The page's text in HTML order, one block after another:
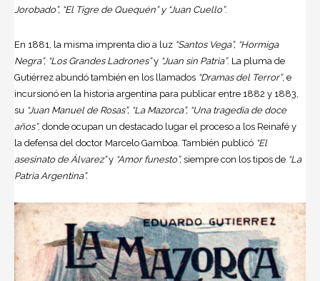
Jorobado”, “El Tigre de Quequén” y “Juan Cuello”.
En 1881, la misma imprenta dio a luz “Santos Vega”, “Hormiga
Negra”, “Los Grandes Ladrones”y “Juan sin Patria”. La pluma de
Gutiérrez abundó también en los llamados “Dramas del Terror”, e
incursionó en la historia argentina para publicar entre 1882 y 1883,
su “Juan Manuel de Rosas”, “La Mazorca”, “Una tragedia de doce
años”, donde ocupan un destacado lugar el proceso a los Reinafé y
la defensa del doctor Marcelo Gamboa. También publicó “El
asesinato de Álvarez”y “Amor funesto”, siempre con los tipos de “La
Patria Argentina”.